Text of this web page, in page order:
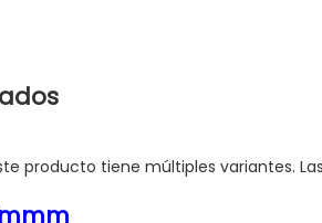
producto tiene múltiples variantes.